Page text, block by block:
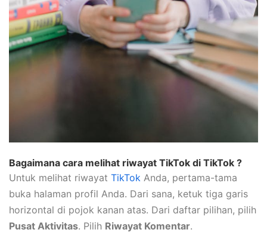
Bagaimana cara melihat riwayat TikTok di TikTok ?
Untuk melihat riwayat TikTok Anda, pertama-tama
buka halaman profil Anda. Dari sana, ketuk tiga garis
horizontal di pojok kanan atas. Dari daftar pilihan, pilih
Pusat Aktivitas. Pilih Riwayat Komentar.